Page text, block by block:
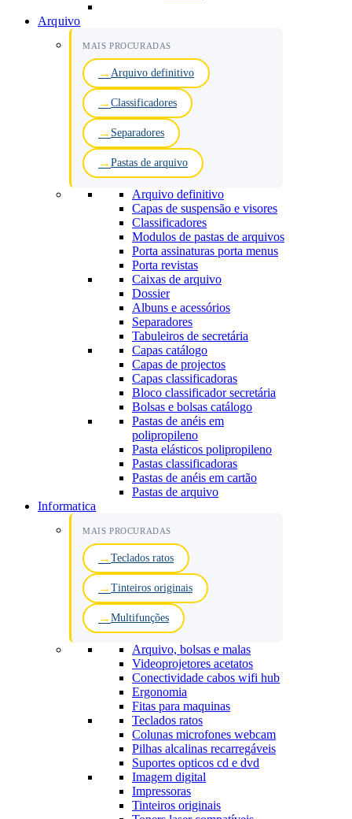
Arquivo
MAIS PROCURADAS
Arquivo definitivo
Classificadores
Separadores
Pastas de arquivo
Arquivo definitivo
Capas de suspensão e visores
Classificadores
Modulos de pastas de arquivos
Porta assinaturas porta menus
Porta revistas
Caixas de arquivo
Dossier
Albuns e acessórios
Separadores
Tabuleiros de secretária
Capas catálogo
Capas de projectos
Capas classificadoras
Bloco classificador secretária
Bolsas e bolsas catálogo
Pastas de anéis em
polipropileno
Pasta elásticos polipropileno
Pastas classificadoras
Pastas de anéis em cartão
Pastas de arquivo
Informatica
MAIS PROCURADAS
Teclados ratos
Tinteiros originais
Multifunções
Arquivo, bolsas e malas
Videoprojetores acetatos
Conectividade cabos wifi hub
Ergonomia
Fitas para maquinas
Teclados ratos
Colunas microfones webcam
Pilhas alcalinas recarregáveis
Suportes opticos cd e dvd
Imagem digital
Impressoras
Tinteiros originais